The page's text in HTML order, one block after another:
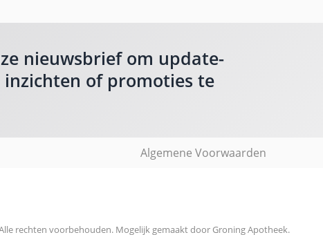
nieuwsbrief om update-
of promoties te
Algemene Voorwaarden
rechten voorbehouden. Mogelijk gemaakt door Groning Apotheek.